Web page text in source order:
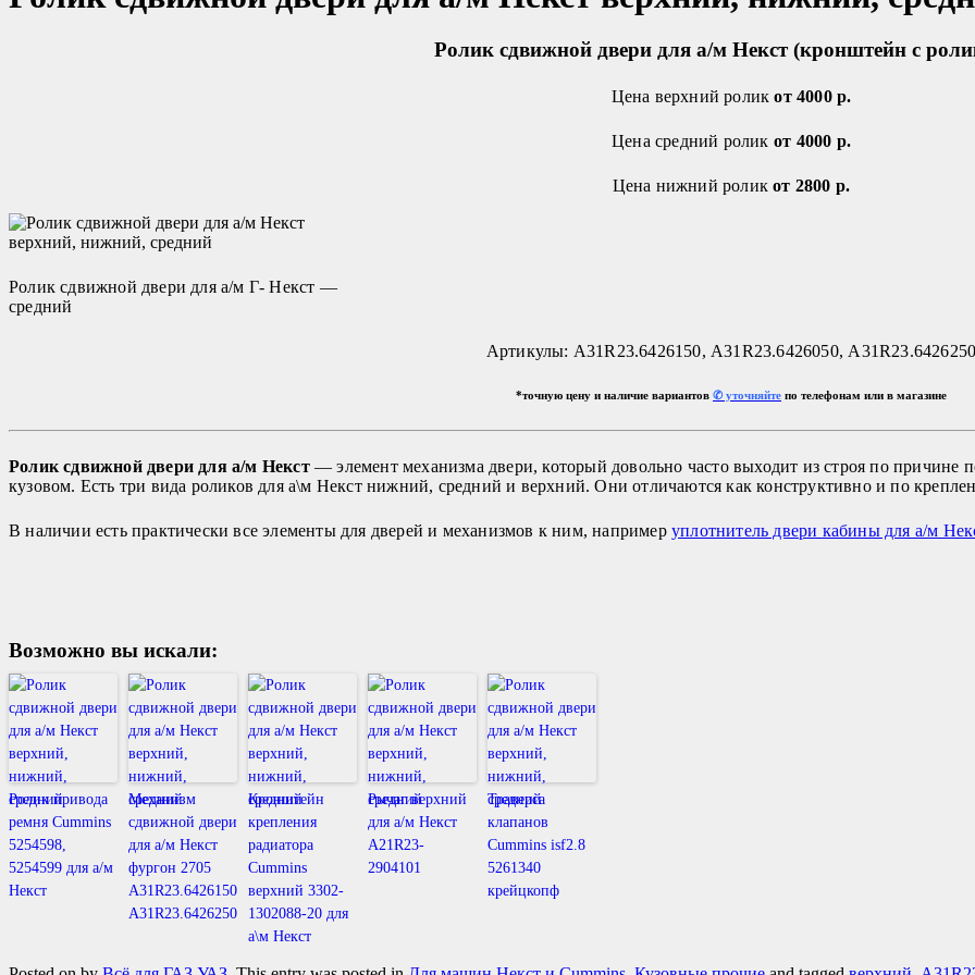
Ролик сдвижной двери для а/м Некст (кронштейн с
Цена верхний ролик от 4000 р.
Цена средний ролик от 4000 р.
Цена нижний роликот 2800 р.
Ролик сдвижной двери для а/м Г- Некст —
средний
Артикулы: А31R23.6426150,А31R23.6426050, А31R23.6426250
*точную цену и наличие вариантов ✆ уточняйте по телефонам или в магазине
Ролик сдвижной двери для а/м Некст— элемент механизма двери, который довольно часто выходит из строя по причине
кузовом. Есть три вида роликов для а\м Некст нижний, средний и верхний. Они отличаются как конструктивно и по
В наличии есть практически все элементы для дверей и механизмов к ним, напримеруплотнитель двери кабины для а/м
Возможно вы искали:
Ролик привода
ремня Cummins
5254598,
5254599 для а/м
Некст
Механизм
сдвижной двери
для а/м Некст
фургон 2705
А31R23.6426150
А31R23.6426250
Кронштейн
крепления
радиатора
Cummins
верхний 3302-
1302088-20 для
а\м Некст
Рычаг верхний
для а/м Некст
А21R23-
2904101
Траверса
клапанов
Cummins isf2.8
5261340
крейцкопф